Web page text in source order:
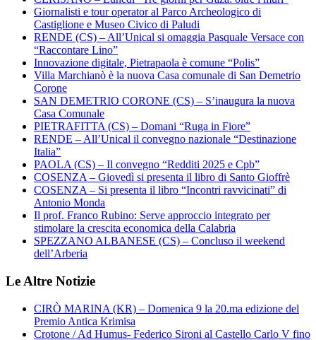
Giornalisti e tour operator al Parco Archeologico di
Castiglione e Museo Civico di Paludi
RENDE (CS) – All’Unical si omaggia Pasquale Versace con
“Raccontare Lino”
Innovazione digitale, Pietrapaola è comune “Polis”
Villa Marchianò è la nuova Casa comunale di San Demetrio
Corone
SAN DEMETRIO CORONE (CS) – S’inaugura la nuova
Casa Comunale
PIETRAFITTA (CS) – Domani “Ruga in Fiore”
RENDE – All’Unical il convegno nazionale “Destinazione
Italia”
PAOLA (CS) – Il convegno “Redditi 2025 e Cpb”
COSENZA – Giovedì si presenta il libro di Santo Gioffrè
COSENZA – Si presenta il libro “Incontri ravvicinati” di
Antonio Monda
Il prof. Franco Rubino: Serve approccio integrato per
stimolare la crescita economica della Calabria
SPEZZANO ALBANESE (CS) – Concluso il weekend
dell’Arberia
Le Altre Notizie
CIRÒ MARINA (KR) – Domenica 9 la 20.ma edizione del
Premio Antica Krimisa
Crotone / Ad Humus- Federico Sironi al Castello Carlo V fino